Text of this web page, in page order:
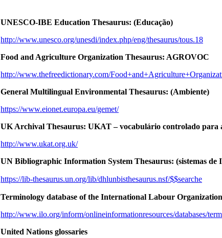
UNESCO-IBE Education Thesaurus: (Educação)
http://www.unesco.org/unesdi/index.php/eng/thesaurus/tous.18
Food and Agriculture Organization Thesaurus: AGROVOC
http://www.thefreedictionary.com/
General Multilingual Environmental Thesaurus: (Ambiente)
https://www.eionet.europa.eu/gemet/
UK Archival Thesaurus: UKAT – vocabulário controlado para
http://www.ukat.org.uk/
UN Bibliographic Information System Thesaurus: (sistemas de
https://lib-thesaurus.un.org/lib/dhlunbisthesaurus.nsf/$$searche
Terminology database of the International Labour
http://www.ilo.org/inform/onlineinformationresources/databases/
United Nations glossaries